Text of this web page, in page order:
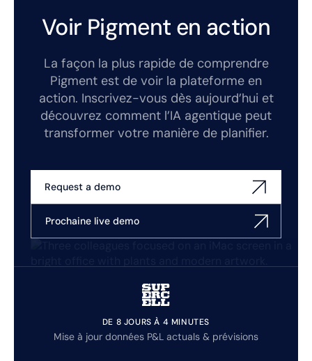
Voir Pigment en action
La façon la plus rapide de comprendre
Pigment est de voir la plateforme en
action. Inscrivez-vous dès aujourd’hui et
découvrez comment l’IA agentique peut
transformer votre manière de planifier.
Request a demo
Prochaine live demo
DE 8 JOURS À 4 MINUTES
Mise à jour données P&L actuals & prévisions